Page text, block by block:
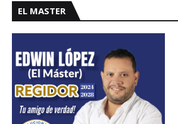
EL MASTER